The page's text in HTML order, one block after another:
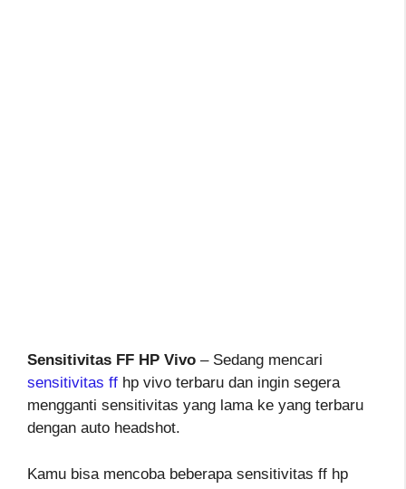
Sensitivitas FF HP Vivo – Sedang mencari
sensitivitas ff hp vivo terbaru dan ingin segera
mengganti sensitivitas yang lama ke yang terbaru
dengan auto headshot.
Kamu bisa mencoba beberapa sensitivitas ff hp